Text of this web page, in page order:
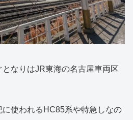
なりはJR東海の名古屋車両区
使われるHC85系や特急しなの